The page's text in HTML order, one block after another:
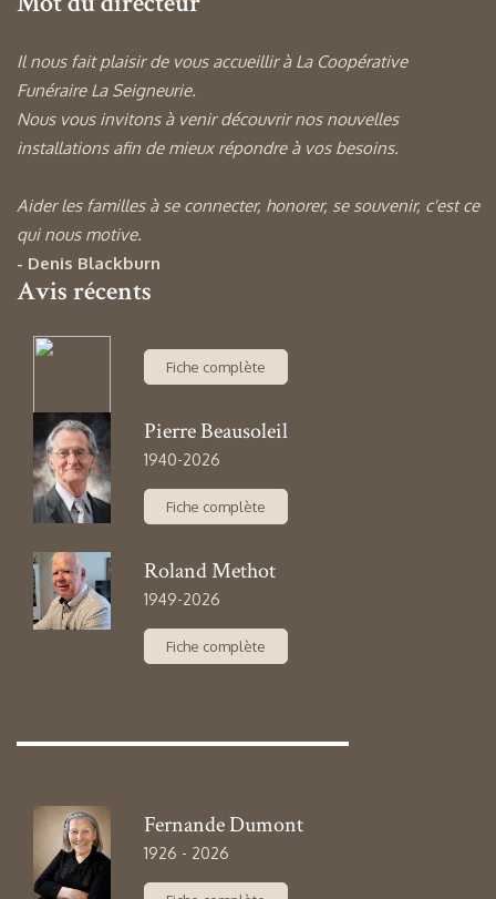
Il nous fait plaisir de vous accueillir à La Coopérative
Funéraire La Seigneurie.
Nous vous invitons à venir découvrir nos nouvelles
installations afin de mieux répondre à vos besoins.
Aider les familles à se connecter, honorer, se souvenir, c'est ce
qui nous motive.
- Denis Blackburn
Avis récents